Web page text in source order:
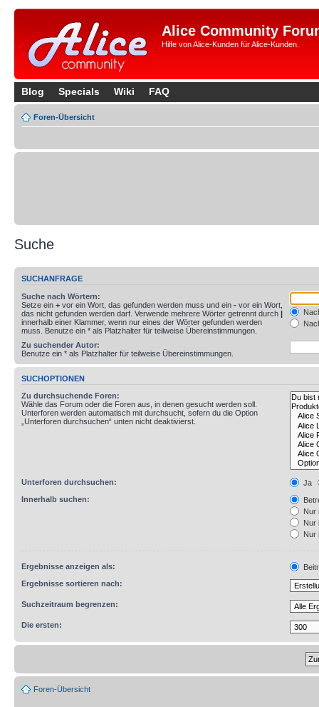
Alice Community
Hilfe von Alice-Kunden für Alice-Kunden.
Blog Specials Wiki FAQ
Foren-Übersicht
Suche
SUCHANFRAGE
Suche nach Wörtern:
Setze ein + vor ein Wort, das gefunden werden muss und ein - vor ein Wort,
das nicht gefunden werden darf. Verwende mehrere Wörter getrennt durch |
innerhalb einer Klammer, wenn nur eines der Wörter gefunden werden
muss. Benutze ein * als Platzhalter für teilweise Übereinstimmungen.
Zu suchender Autor:
Benutze ein * als Platzhalter für teilweise Übereinstimmungen.
SUCHOPTIONEN
Zu durchsuchende Foren:
Wähle das Forum oder die Foren aus, in denen gesucht werden soll.
Unterforen werden automatisch mit durchsucht, sofern du die Option
„Unterforen durchsuchen“ unten nicht deaktivierst.
Unterforen durchsuchen:
Ja
Innerhalb suchen:
Nur
Nur
Nur
Ergebnisse anzeigen als:
Ergebnisse sortieren nach:
Suchzeitraum begrenzen:
Die ersten:
Foren-Übersicht